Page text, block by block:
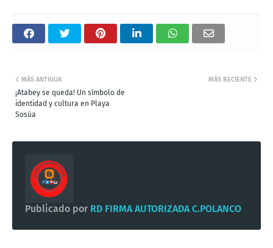
MÁS RECIENTE
MÁS ANTIGUA
¡Atabey se queda! Un símbolo de
identidad y cultura en Playa
Sosúa
Publicado por RD FIRMA AUTORIZADA C.POLANCO